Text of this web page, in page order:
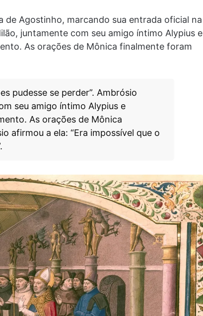
Agostinho, marcando sua entrada oficial na
juntamente com seu amigo íntimo Alypius e
As orações de Mônica finalmente foram
pudesse se perder”. Ambrósio
seu amigo íntimo Alypius e
As orações de Mônica
afirmou a ela: “Era impossível que o